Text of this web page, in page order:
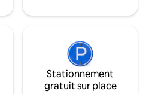
montagne.
Stationnement
gratuit sur place